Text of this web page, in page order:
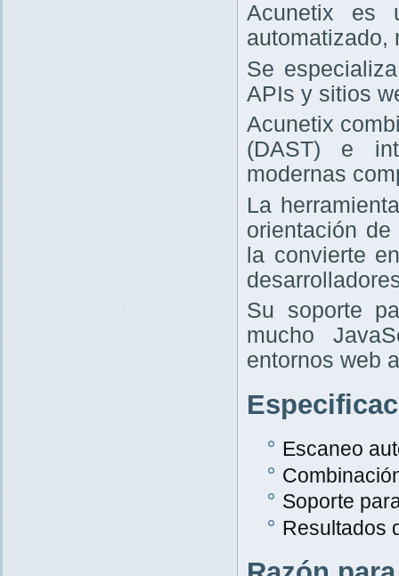
Acunetix es
automatizado,
Se
APIs y sitios
Acunetix
(DAST) e
modernas
La
orientación
la convierte
Su soporte
mucho
entornos web
Escaneo
Soporte
Resultados